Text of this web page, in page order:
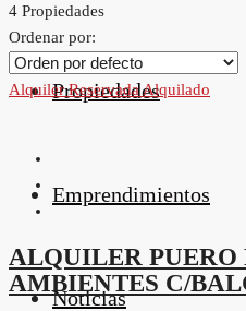
Propiedades
Emprendimientos
Noticias
4 Propiedades
Ordenar por:
AlquilerReservadaAlquilado
ALQUILER PUERO
AMBIENTES C/